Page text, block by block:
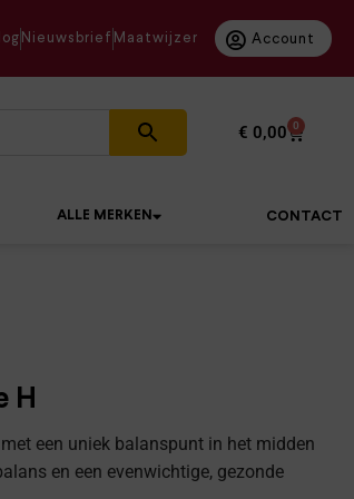
Nieuwsbrief Maatwijzer Account
€ 0,00 0
ALLE MERKEN CONTACT
H
een uniek balanspunt in het midden
en een evenwichtige, gezonde